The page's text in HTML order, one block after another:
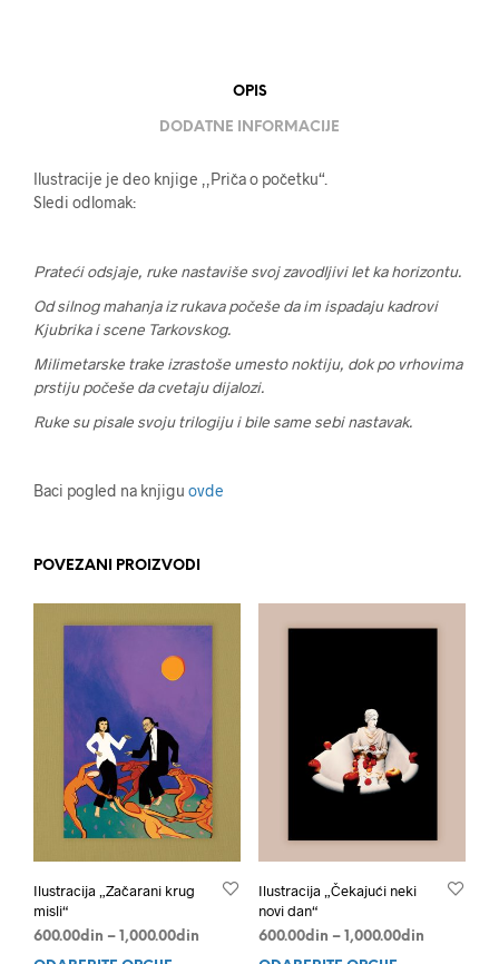
OPIS
DODATNE INFORMACIJE
Ilustracije je deo knjige ,,Priča o početku“.
Sledi odlomak:
Prateći odsjaje, ruke nastaviše svoj zavodljivi let ka horizontu.
Od silnog mahanja iz rukava počeše da im ispadaju kadrovi
Kjubrika i scene Tarkovskog.
Milimetarske trake izrastoše umesto noktiju, dok po vrhovima
prstiju počeše da cvetaju dijalozi.
Ruke su pisale svoju trilogiju i bile same sebi nastavak.
Baci pogled na knjigu ovde
POVEZANI PROIZVODI
Ilustracija „Začarani krug
misli“
600.00din – 1,000.00din
Ilustracija „Čekajući neki
novi dan“
600.00din – 1,000.00dinРаспон